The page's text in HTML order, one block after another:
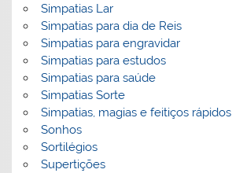
Simpatias Lar
Simpatias para dia de Reis
Simpatias para engravidar
Simpatias para estudos
Simpatias para saúde
Simpatias Sorte
Simpatias, magias e feitiços rápidos
Sonhos
Sortilégios
Supertições